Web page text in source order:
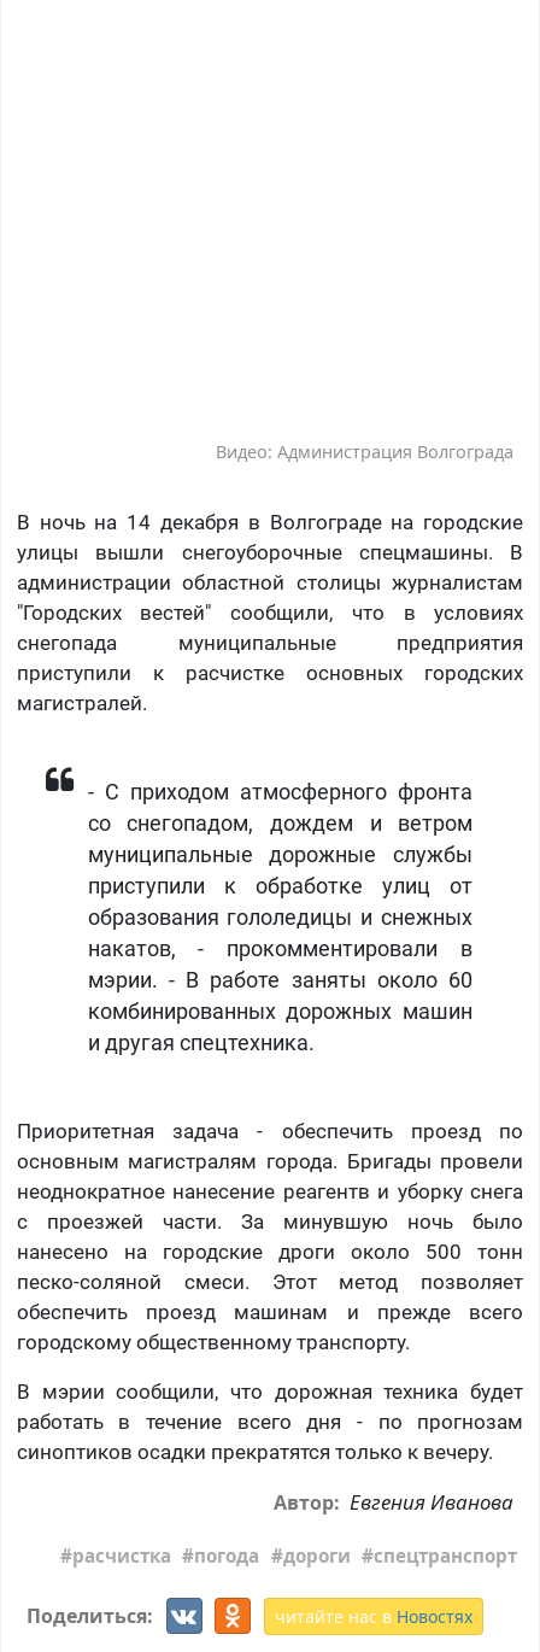
Видео: Администрация Волгограда
В ночь на 14 декабря в Волгограде на городские
улицы вышли снегоуборочные спецмашины. В
администрации областной столицы журналистам
"Городских вестей" сообщили, что в условиях
снегопада муниципальные предприятия
приступили к расчистке основных городских
магистралей.
- С приходом атмосферного фронта
со снегопадом, дождем и ветром
муниципальные дорожные службы
приступили к обработке улиц от
образования гололедицы и снежных
накатов, - прокомментировали в
мэрии. - В работе заняты около 60
комбинированных дорожных машин
и другая спецтехника.
Приоритетная задача - обеспечить проезд по
основным магистралям города. Бригады провели
неоднократное нанесение реагентв и уборку снега
с проезжей части. За минувшую ночь было
нанесено на городские дроги около 500 тонн
песко-соляной смеси. Этот метод позволяет
обеспечить проезд машинам и прежде всего
городскому общественному транспорту.
В мэрии сообщили, что дорожная техника будет
работать в течение всего дня - по прогнозам
синоптиков осадки прекратятся только к вечеру.
Автор: Евгения Иванова
расчистка погода дороги спецтранспорт
Поделиться: читайте нас в Новостях